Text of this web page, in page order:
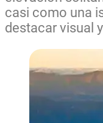
casi como una
destacar visual